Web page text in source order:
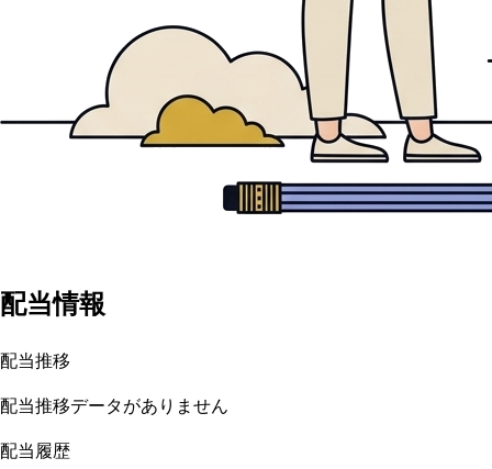
配当情報
配当推移
配当推移データがありません
配当履歴